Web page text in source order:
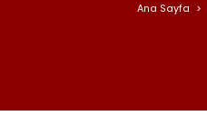
Ana Sayfa